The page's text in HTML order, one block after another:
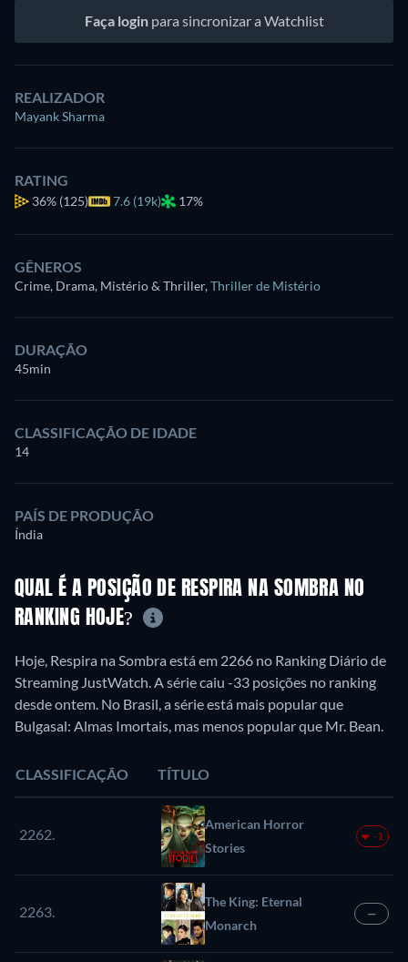
Faça loginpara sincronizar a Watchlist
REALIZADOR
Mayank Sharma
RATING
36% (125) 7.6 (19k) 17%
GÊNEROS
Crime, Drama, Mistério & Thriller,Thriller de Mistério
DURAÇÃO
45min
CLASSIFICAÇÃO DE IDADE
14
PAÍS DE PRODUÇÃO
Índia
QUAL É A POSIÇÃO DE RESPIRA NA SOMBRA NO
RANKING HOJE?
Hoje, Respira na Sombra está em 2266 no Ranking Diário de
Streaming JustWatch. A série caiu -33 posições no ranking
desde ontem. No Brasil, a série está mais popular que
Bulgasal: Almas Imortais, mas menos popular que Mr. Bean.
CLASSIFICAÇÃO TÍTULO
2262.
American Horror
Stories
-1
2263.
The King: Eternal
Monarch
—